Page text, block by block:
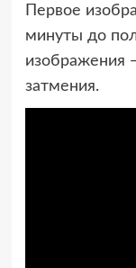
Первое
минуты до
изображения
затмения.